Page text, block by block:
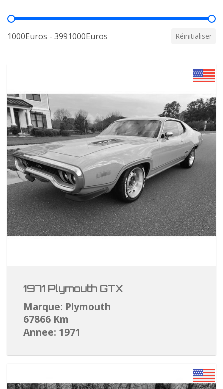
Prix
1000Euros - 3991000Euros Réinitialiser
1971 Plymouth GTX
Marque: Plymouth
67866 Km
Annee: 1971